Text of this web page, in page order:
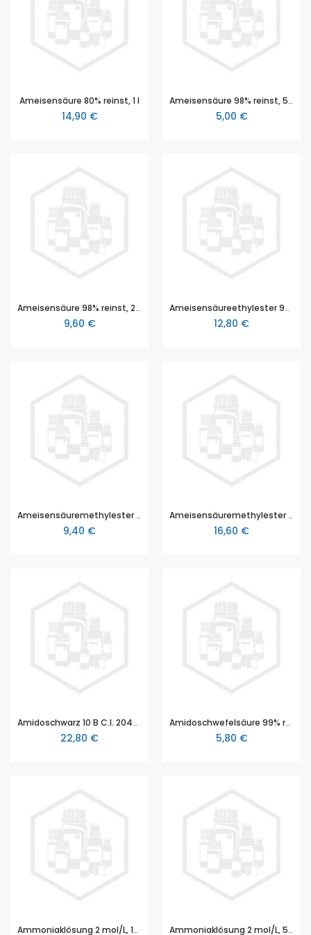
Ameisensäure 80% reinst, 1 l
14,90 €
Ameisensäure 98% reinst, 50 ml
5,00 €
Ameisensäure 98% reinst, 250 ml
9,60 €
Ameisensäureethylester 99% reinst, 100 ml
12,80 €
Ameisensäuremethylester 97% reinst, 100 ml
9,40 €
Ameisensäuremethylester 97% reinst, 250 ml
16,60 €
Amidoschwarz 10 B C.I. 20470, 10 g
22,80 €
Amidoschwefelsäure 99% reinst, 100 g
5,80 €
Ammoniaklösung 2 mol/L, 100 ml Ammoniaklösung 2 mol/L, 500 ml